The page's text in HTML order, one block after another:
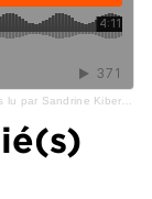
par Sandrine Kiberlain